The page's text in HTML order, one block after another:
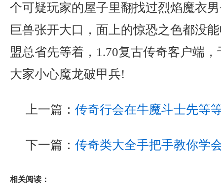
个可疑玩家的屋子里翻找过烈焰魔衣
巨兽张开大口，面上的惊恐之色都没
盟总省先等着，1.70复古传奇客户端
大家小心魔龙破甲兵!
上一篇： 传奇行会在牛魔斗士先等
下一篇： 传奇类大全手把手教你学
相关阅读：